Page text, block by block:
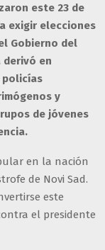
este 23 de
exigir elecciones
Gobierno del
derivó en
y
de jóvenes
en la nación
de Novi Sad.
este
el presidente